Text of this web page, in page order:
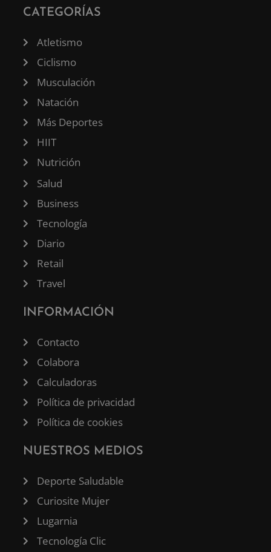
CATEGORÍAS
Atletismo
Ciclismo
Musculación
Natación
Más Deportes
HIIT
Nutrición
Salud
Business
Tecnología
Diario
Retail
Travel
INFORMACIÓN
Contacto
Colabora
Calculadoras
Política de privacidad
Política de cookies
NUESTROS MEDIOS
Deporte Saludable
Curiosite Mujer
Lugarnia
Tecnología Clic